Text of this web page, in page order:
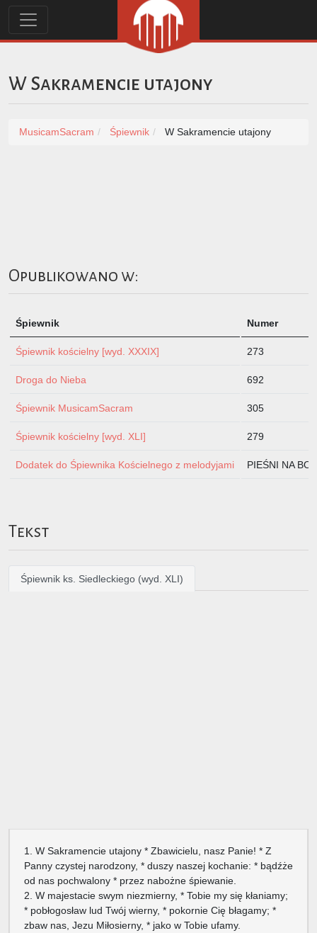
W Sakramencie utajony
MusicamSacram Śpiewnik W Sakramencie utajony
Opublikowano w:
Śpiewnik Numer
Śpiewnik kościelny [wyd. XXXIX] 273
Droga do Nieba 692
Śpiewnik MusicamSacram 305
Śpiewnik kościelny [wyd. XLI] 279
Dodatek do Śpiewnika Kościelnego z melodyjami PIEŚNI NA
Tekst
Śpiewnik ks. Siedleckiego (wyd. XLI)
1. W Sakramencie utajony * Zbawicielu, nasz Panie! * Z
Panny czystej narodzony, * duszy naszej kochanie: * bądźże
od nas pochwalony * przez nabożne śpiewanie.
2. W majestacie swym niezmierny, * Tobie my się kłaniamy;
* pobłogosław lud Twój wierny, * pokornie Cię błagamy; *
zbaw nas, Jezu Miłosierny, * jako w Tobie ufamy.